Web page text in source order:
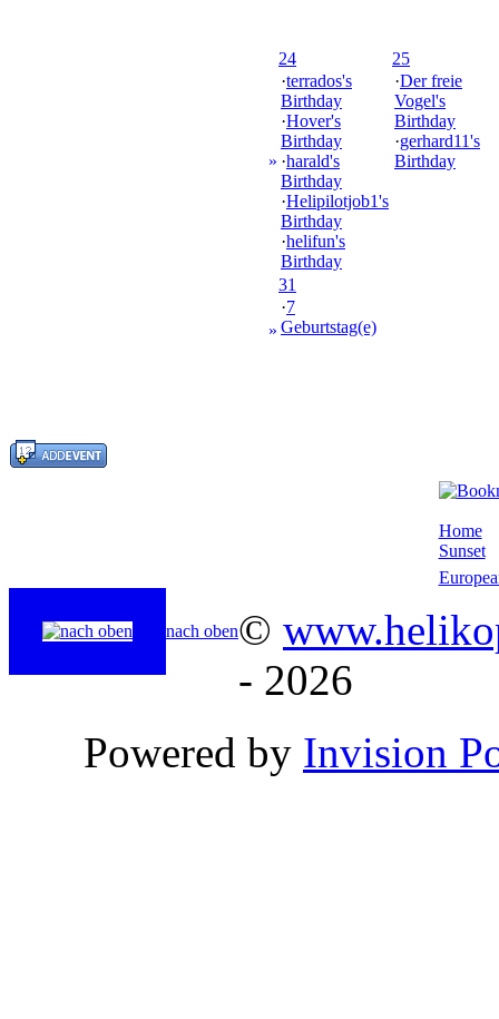
»
24
·terrados's
Birthday
·Hover's
Birthday
·harald's
Birthday
·Helipilotjob1's
Birthday
·helifun's
Birthday
25
·Der freie
Vogel's
Birthday
·gerhard11's
Birthday
»
31
·7
Geburtstag(e)
Home
Sunset
nach oben©
- 2026
Powered by Invision